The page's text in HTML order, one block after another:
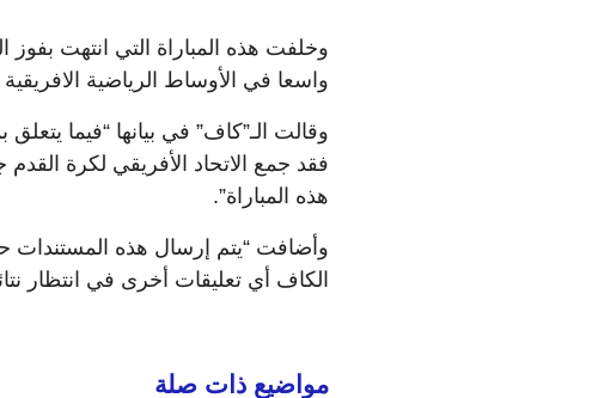
واسعا في الأوساط الرياضية
فقد جمع الاتحاد الأفريقي لكرة
هذه المباراة”.
وأضافت “يتم إرسال هذه المستندات
الكاف أي تعليقات أخرى في انتظار
مواضيع ذات صلة